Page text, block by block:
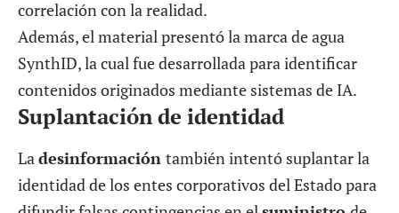
correlación con la realidad.
Además, el material presentó la marca de agua
SynthID, la cual fue desarrollada para identificar
contenidos originados mediante sistemas de IA.
Suplantación de identidad
Ladesinformación también intentó suplantar la
identidad de los entes corporativos del Estado para